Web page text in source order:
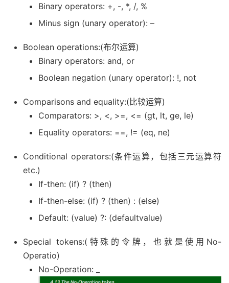
Binary operators: +, -, *, /, %
Minus sign (unary operator): –
Boolean operations:(布尔运算)
Binary operators: and, or
Boolean negation (unary operator): !, not
Comparisons and equality:(比较运算)
Comparators: >, <, >=, <= (gt, lt, ge, le)
Equality operators: ==, != (eq, ne)
Conditional operators:(条件运算，包括三元运算符
etc.)
If-then: (if) ? (then)
If-then-else: (if) ? (then) : (else)
Default: (value) ?: (defaultvalue)
Special tokens:(特殊的令牌，也就是使用No-
Operatio)
No-Operation: _